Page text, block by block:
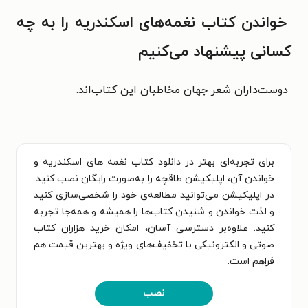
خواندن کتاب نغمه‌های اسکندریه را به چه
کسانی پیشنهاد می‌کنیم
دوست‌داران شعر جهان مخاطبان این کتاب‌اند.
برای تجربه‌ای بهتر در دانلود کتاب نغمه های اسکندریه و
خواندن آن، اپلیکیشن طاقچه را به‌صورت رایگان نصب کنید.
در اپلیکیشن می‌توانید مطالعه‌ی خود را شخصی‌سازی کنید
و لذت خواندن و شنیدن کتاب‌ها را همیشه و همه‌جا تجربه
کنید. علاوه‌بر دسترسی آسان، امکان خرید هزاران کتاب
صوتی و الکترونیکی با تخفیف‌های ویژه و بهترین قیمت هم
فراهم است.
نصب